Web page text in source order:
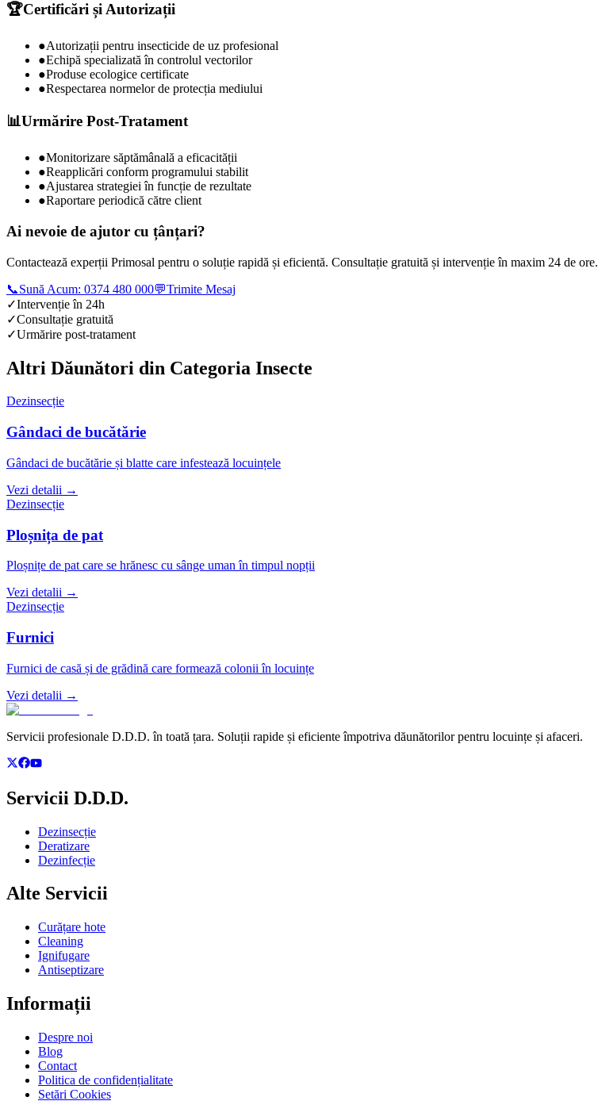
🏆Certificări și Autorizații
●Autorizații pentru insecticide de uz profesional
●Echipă specializată în controlul vectorilor
●Produse ecologice certificate
●Respectarea normelor de protecția mediului
📊Urmărire Post-Tratament
●Monitorizare săptămânală a eficacității
●Reapplicări conform programului stabilit
●Ajustarea strategiei în funcție de rezultate
●Raportare periodică către client
Ai nevoie de ajutor cu țânțari?
Contactează experții Primosal pentru o soluție rapidă și eficientă. Consultație gratuită și intervenție în maxim 24 de ore.
📞Sună Acum: 0374 480 000💬Trimite Mesaj
✓Intervenție în 24h
✓Consultație gratuită
✓Urmărire post-tratament
Altri Dăunători din Categoria Insecte
Dezinsecție
Gândaci de bucătărie
Gândaci de bucătărie și blatte care infestează locuințele
Vezi detalii →
Dezinsecție
Ploșnița de pat
Ploșnițe de pat care se hrănesc cu sânge uman în timpul nopții
Vezi detalii →
Dezinsecție
Furnici
Furnici de casă și de grădină care formează colonii în locuințe
Vezi detalii →
Servicii profesionale D.D.D. în toată țara. Soluții rapide și eficiente împotriva dăunătorilor pentru locuințe și afaceri.
Servicii D.D.D.
Dezinsecție
Deratizare
Dezinfecție
Alte Servicii
Curățare hote
Cleaning
Ignifugare
Antiseptizare
Informații
Despre noi
Blog
Contact
Politica de confidențialitate
Setări Cookies